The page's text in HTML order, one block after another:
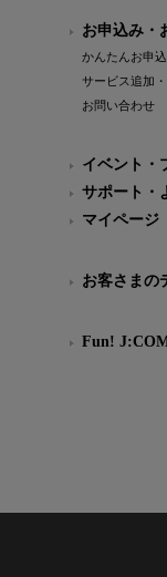
お申込み・
かんたんお申
サービス追加
お問い合わせ
イベント・
サポート・
マイページ
お客さまの
Fun!